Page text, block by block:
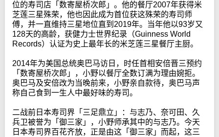
位的寿司店「数寄屋桥次郎」。他的餐厅2007年获得米
芝莲三星殊荣，他也因此成为首位获这殊荣的寿司师
傅，并一直维持三星地位直到2019年。当年他以93岁又
128天的高龄，获健力士世界纪录（Guinness World
Records）认证为史上最年长的米芝莲三星餐厅主厨。
2014年为美国总统奥巴马访日，时任首相安倍晋三预约
「数寄屋桥次郎」，小野以餐厅全数订满为理由婉拒。
奥巴马及安倍改为当晚前来，小野亲自款待，奥巴马声
称自己食到一生人中最好味的寿司。
二战前日本寿司界「三足鼎立」：与志乃、奈可田、久
兵卫被誉为「御三家」，小野师承其中的与志乃。今天
日本寿司界百花齐放，正是由这「御三家」而起，这三